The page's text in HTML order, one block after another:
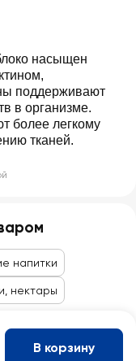
насыщен
поддерживают
в организме.
более легкому
тканей.
напитки
нектары
В корзину